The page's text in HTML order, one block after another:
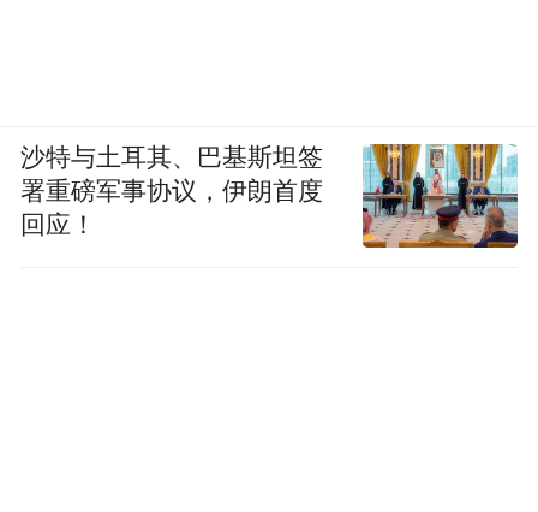
沙特与土耳其、巴基斯坦签
署重磅军事协议，伊朗首度
回应！